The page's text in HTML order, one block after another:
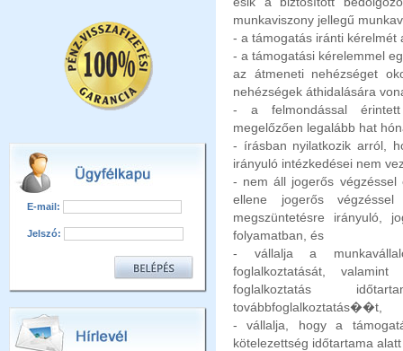
E-mail:
Jelszó:
munkaviszony jellegű
- a támogatás iránti kérelmét
- a támogatási kérelemmel
az átmeneti nehézséget
nehézségek áthidalására
- a felmondással
megelőzően legalább hat
- írásban nyilatkozik arról,
irányuló intézkedései nem
- nem áll jogerős végzéssel
ellene jogerős
megszüntetésre irányuló,
folyamatban, és
- vállalja a
foglalkoztatását,
foglalkoztatás időtarta
továbbfoglalkoztatás��t,
- vállalja, hogy a
kötelezettség időtartama